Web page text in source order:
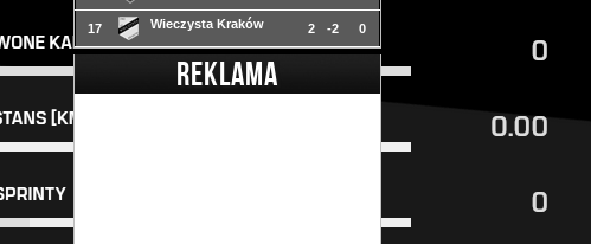
17 Wieczysta Kraków 2 -2 0
REKLAMA